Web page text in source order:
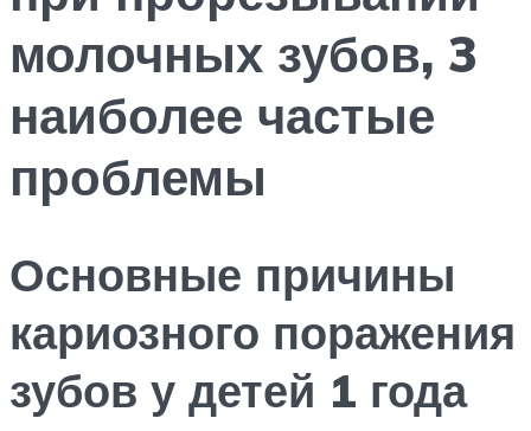
молочных зубов, 3
наиболее частые
проблемы
Основные причины
кариозного поражения
зубов у детей 1 года